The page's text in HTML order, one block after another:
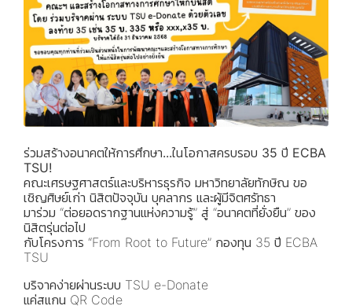
ร่วมสร้างอนาคตให้การศึกษา...ในโอกาสครบรอบ 35 ปี ECBA
TSU!
คณะเศรษฐศาสตร์และบริหารธุรกิจ มหาวิทยาลัยทักษิณ ขอ
เชิญศิษย์เก่า นิสิตปัจจุบัน บุคลากร และผู้มีจิตศรัทธา
มาร่วม “ต่อยอดรากฐานแห่งความรู้” สู่ “อนาคตที่ยั่งยืน” ของ
นิสิตรุ่นต่อไป
กับโครงการ “From Root to Future” กองทุน 35 ปี ECBA
TSU
บริจาคง่ายผ่านระบบ TSU e-Donate
แค่สแกน QR Code